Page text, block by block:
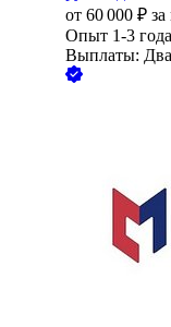
от 60 000 ₽ за
Опыт 1-3 года
Выплаты: Два